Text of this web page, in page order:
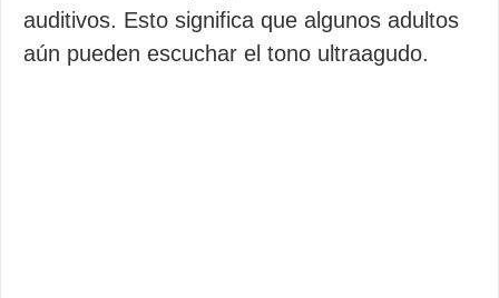
auditivos. Esto significa que algunos adultos
aún pueden escuchar el tono ultraagudo.